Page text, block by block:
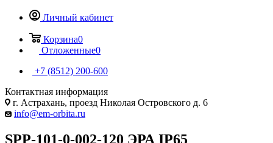
Личный кабинет
Корзина0
Отложенные0
+7 (8512) 200-600
Контактная информация
г. Астрахань, проезд Николая Островского д. 6
info@em-orbita.ru
SPP-101-0-002-120 ЭРА IP65